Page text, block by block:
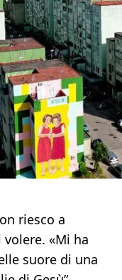
riesco a
«Mi ha
suore di una